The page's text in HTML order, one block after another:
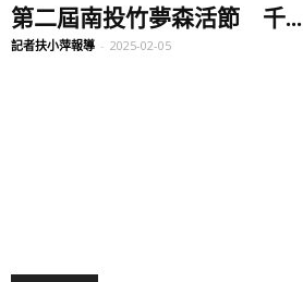
第二屆南投竹夢森活節 千...
記者扶小萍報導 - 2025-02-05